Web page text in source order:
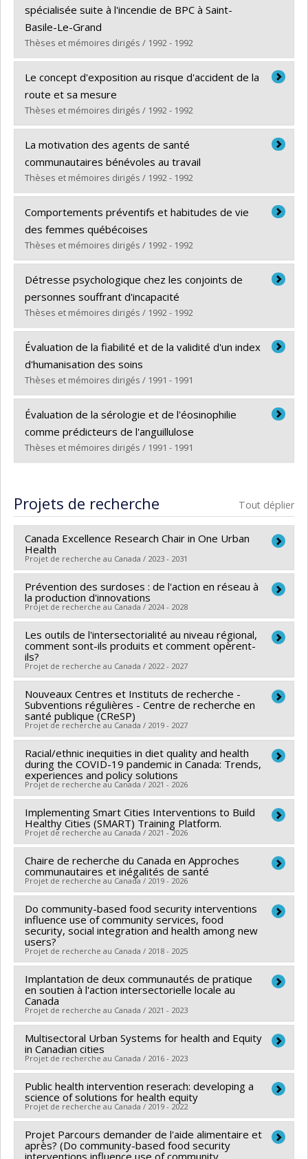
Cycle :Maîtrise
Diplôme obtenu :
Lien vers le document dans Papyrus
spécialisée suite à l'incendie de BPC à Saint-
Basile-Le-Grand
Thèses et mémoires dirigés / 1992 - 1992
Diplômé(e) :Aubin, Jacinthe
Cycle :Maîtrise
Diplôme obtenu :M. Sc.
Lien vers le document dans Papyrus
Le concept d'exposition au risque d'accident de la
route et sa mesure
Thèses et mémoires dirigés / 1992 - 1992
Diplômé(e) :Loiselle, Jacynthe
Cycle :Maîtrise
Diplôme obtenu :M. Sc.
Lien vers le document dans Papyrus
La motivation des agents de santé
communautaires bénévoles au travail
Thèses et mémoires dirigés / 1992 - 1992
Diplômé(e) :Soude, Théodore Kossi
Cycle :Maîtrise
Diplôme obtenu :M. Sc.
Lien vers le document dans Papyrus
Comportements préventifs et habitudes de vie
des femmes québécoises
Thèses et mémoires dirigés / 1992 - 1992
Diplômé(e) :Goggin, Patricia
Cycle :Maîtrise
Diplôme obtenu :M. Sc.
Lien vers le document dans Papyrus
Détresse psychologique chez les conjoints de
personnes souffrant d'incapacité
Thèses et mémoires dirigés / 1992 - 1992
Diplômé(e) : Camirand, Jocelyne
Cycle :Maîtrise
Diplôme obtenu :M. Sc.
Lien vers le document dans Papyrus
Évaluation de la fiabilité et de la validité d'un index
d'humanisation des soins
Thèses et mémoires dirigés / 1991 - 1991
Diplômé(e) : Haddad, Slim
Cycle :Maîtrise
Diplôme obtenu :M. Sc.
Lien vers le document dans Papyrus
Évaluation de la sérologie et de l'éosinophilie
comme prédicteurs de l'anguillulose
Thèses et mémoires dirigés / 1991 - 1991
Cycle :
Maîtrise
Diplôme obtenu :M. Sc.
Lien vers le document dans Papyrus
Projets de recherche Tout déplier
Canada Excellence Research Chair in One Urban
Health
Projet de recherche au Canada / 2023 - 2031
Chercheur principal : Evelyne de Leeuw
Co-chercheurs : Louise Potvin,Michèle Bouchard
Katherine Frohlich,Yan Kestens,Juan Torres,
Sébastien Lord,Cécile Aenishaenslin,Evelyne Brie
Martin Trépanier
Sources de financement :
programmes interorganismes à l’intention des
établissements
Programmes de subvention :PVXXXXXX-Chaire
d'excellence en recherche du Canada
Prévention des surdoses : de l'action en réseau à
la production d'innovations
Projet de recherche au Canada / 2024 - 2028
Chercheur principal : André-Anne Parent
Co-chercheurs : Louise Potvin ,Angèle Bilodeau,
Rodney Knight, Stéphane Grenier,
Michel Perreault
Maxime Blanchette , Lara Maillet
Guillaume Tremblay,Shelley-Rose Hyppolite
Sources de financement : CRSH/Conseil de recherches
en sciences humaines du Canada
Programmes de subvention :PVX99097-Subvention
de développement de partenariat
Les outils de l'intersectorialité au niveau régional,
comment sont-ils produits et comment opèrent-
ils?
Projet de recherche au Canada / 2022 - 2027
Chercheur principal : Louise Potvin
Co-chercheurs : Angèle Bilodeau ,André-Anne Parent
Denis Bourque, Caroline Adam
Sources de financement :
CRSH/Conseil de recherches
en sciences humaines du Canada
Programmes de subvention :PVXXXXXX-Subvention
Savoir
Nouveaux Centres et Instituts de recherche -
Subventions régulières - Centre de recherche en
santé publique (CReSP)
Projet de recherche au Canada / 2019 - 2027
Chercheur principal : Louise Potvin
Co-chercheurs : Alain Marchand,Hélène Carabin
Sources de financement :FRQS/Fonds de recherche
du Québec - Santé (FRSQ)
Programmes de subvention :PVXXXXXX-Subvention
de centres de recherche
Racial/ethnic inequities in diet quality and health
during the COVID-19 pandemic in Canada: Trends,
experiences and policy solutions
Projet de recherche au Canada / 2021 - 2026
Chercheur principal : Rosanne Blanchet
Co-chercheurs : Louise Potvin,Benoît Lamarche
David Hammond,Lana Vanderlee,Dana Olstad,
Tanvir Chowdhury,Kim Raine
Sources de financement :IRSC/Instituts de recherche
en santé du Canada
Programmes de subvention :PVXXXXXX-Subvention
de fonctionnement (COVID-19)
Implementing Smart Cities Interventions to Build
Healthy Cities (SMART) Training Platform.
Projet de recherche au Canada / 2021 - 2026
Chercheur principal : David Ma
Co-chercheurs : Louise Potvin,Jian-Yun Nie
Sources de financement :IRSC/Instituts de recherche
en santé du Canada
Programmes de subvention :PVXXXXXX-Subvention
de formation
Chaire de recherche du Canada en Approches
communautaires et inégalités de santé
Projet de recherche au Canada / 2019 - 2026
Chercheur principal : Louise Potvin
Sources de financement :SPIIE/Secrétariat des
programmes interorganismes à l’intention des
établissements
Programmes de subvention :PVX50399-Chaires de
recherche du Canada
Do community-based food security interventions
influence use of community services, food
security, social integration and health among new
users?
Projet de recherche au Canada / 2018 - 2025
Chercheur principal : Louise Potvin
Co-chercheurs : Jennifer O'Loughlin,Geneviève
Mercille ,Marie-Pierre Sylvestre,Rosanne Blanchet
Mylene Riva
,Jenny Carabali Mosquera
Sources de financement :
IRSC/Instituts de recherche
en santé du Canada
Programmes de subvention :PVXXXXXX-(PJT)
Subvention Projet
Implantation de deux communautés de pratique
en soutien à l'action intersectorielle locale au
Canada
Projet de recherche au Canada / 2021 - 2023
Chercheur principal : Angèle Bilodeau
Co-chercheurs : Louise Potvin,André-Anne Parent
Sources de financement :CRSH/Conseil de recherches
en sciences humaines du Canada
Programmes de subvention :PV152160-Subvention
Connexion
Multisectoral Urban Systems for health and Equity
in Canadian cities
Projet de recherche au Canada / 2016 - 2023
Chercheur principal : Lise Gauvin
Co-chercheurs : Louise Potvin,Marie-France Raynault
,Angèle Bilodeau,Mélanie Henderson,Michèle
Stanton-Jean,Carole Lévesque,Tracie Ann Barnett ,
Public health intervention reserach: developing a
science of solutions for health equity
Projet de recherche au Canada / 2019 - 2022
Chercheur principal : Louise Potvin
Sources de financement :IRSC/Instituts de recherche
Projet Parcours demander de l'aide alimentaire et
après? (Do community-based food security